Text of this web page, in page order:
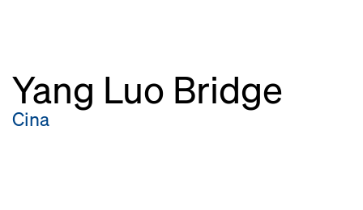
Yang Luo Bridge
Cina